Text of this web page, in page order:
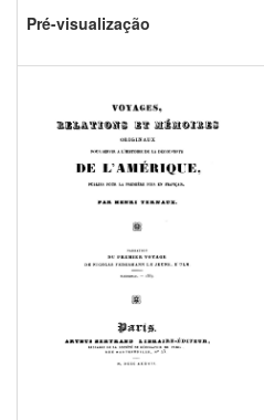
Pré-visualização